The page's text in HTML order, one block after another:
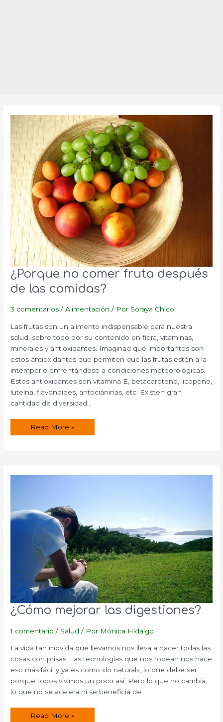
¿Porque no comer fruta después
de las comidas?
3 comentarios /Alimentación / Por Soraya Chico
Las frutas son un alimento indispensable para nuestra
salud, sobre todo por su contenido en fibra, vitaminas,
minerales y antioxidantes. Imaginad que importantes son
estos antioxidantes que permiten que las frutas estén a la
intemperie enfrentándose a condiciones meteorológicas.
Estos antioxidantes son vitamina E, betacaroteno, licopeno,
luteína, flavonoides, antocianinas, etc. Existen gran
cantidad de diversidad…
¿Porque
después
Read More »
¿Cómo mejorar las digestiones?
1 comentario / Salud / Por Mónica Hidalgo
La vida tan movida que llevamos nos lleva a hacer todas las
cosas con prisas. Las tecnologías que nos rodean nos hace
eso más fácil y ya es como «lo natural», lo que debe ser
porque todos vivimos un poco así. Pero lo que no cambia,
lo que no se acelera ni se beneficia de
¿Cómo
Read More »